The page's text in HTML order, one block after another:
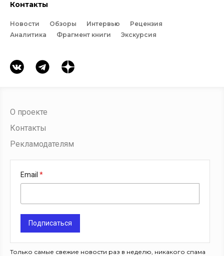
Контакты
Новости Обзоры Интервью
Рецензия
Аналитика
Фрагмент книги Экскурсия
О проекте
Контакты
Рекламодателям
Email
Подписаться
Только самые свежие новости раз в неделю, никакого спама